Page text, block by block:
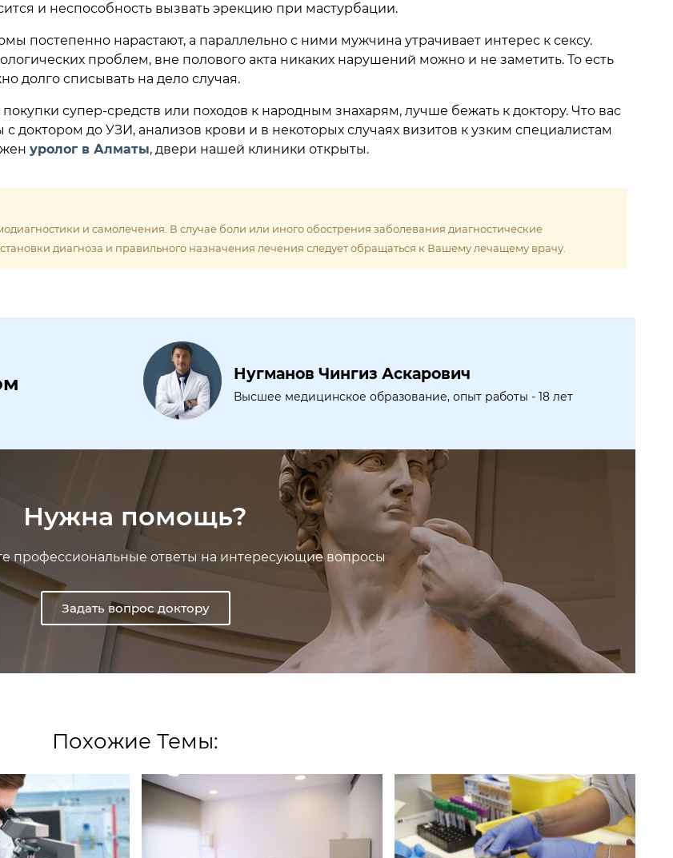
и неспособность вызвать эрекцию при мастурбации.
постепенно нарастают, а параллельно с ними мужчина утрачивает интерес к сексу.
проблем, вне полового акта никаких нарушений можно и не заметить. То есть
долго списывать на дело случая.
супер-средств или походов к народным знахарям, лучше бежать к доктору. Что вас
доктором до УЗИ, анализов крови и в некоторых случаях визитов к узким специалистам
уролог в Алматы, двери нашей клиники открыты.
и самолечения. В случае боли или иного обострения заболевания диагностические
диагноза и правильного назначения лечения следует обращаться к Вашему лечащему врачу.
Нугманов Чингиз Аскарович
Высшее медицинское образование, опыт работы - 18 лет
Нужна помощь?
профессиональные ответы на интересующие вопросы
Задать вопрос доктору
Похожие Темы: